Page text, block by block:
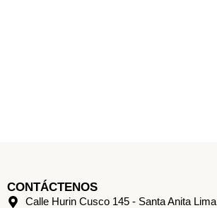
CONTÁCTENOS
Calle Hurin Cusco 145 - Santa Anita Lima